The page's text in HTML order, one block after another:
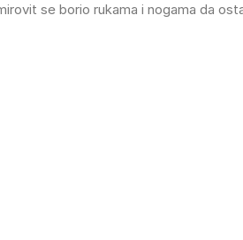
se borio rukama i nogama da